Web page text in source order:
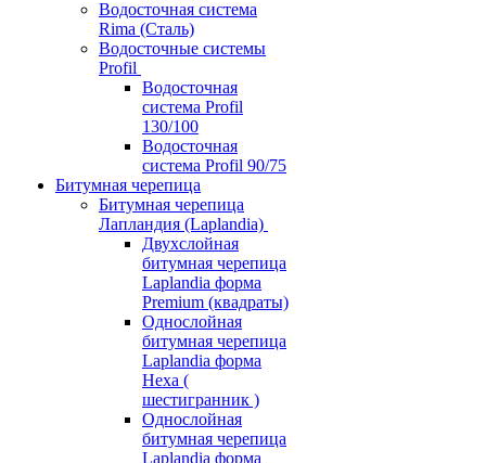
Водосточная система
Rima (Сталь)
Водосточные системы
Profil
Водосточная
система Profil
130/100
Водосточная
система Profil 90/75
Битумная черепица
Битумная черепица
Лапландия (Laplandia)
Двухслойная
битумная черепица
Laplandia форма
Premium (квадраты)
Однослойная
битумная черепица
Laplandia форма
Hexa (
шестигранник )
Однослойная
битумная черепица
Laplandia форма